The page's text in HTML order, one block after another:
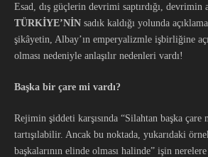
Esad, dış güçlerin devrimi saptırdığı, devrimin
TÜRKİYE’NİN sadık kaldığı yolunda
şikâyetin, Albay’ın emperyalizmle işbirliğine
olması nedeniyle anlaşılır nedenleri vardı!
Başka bir çare mi vardı?
Rejimin şiddeti karşısında “Silahtan başka çare
tartışılabilir. Ancak bu noktada, yukarıdaki
başkalarının elinde olması halinde” işin